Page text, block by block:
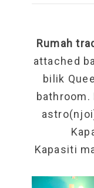
Rumah
attached
bilik
bathroom.
Kapasiti